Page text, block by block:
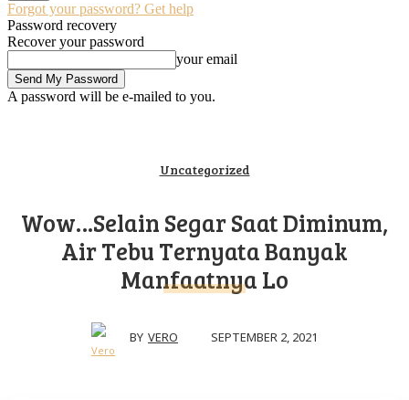
Forgot your password? Get help
Password recovery
Recover your password
your email
A password will be e-mailed to you.
Uncategorized
Wow…Selain Segar Saat Diminum,
Air Tebu Ternyata Banyak
Manfaatnya Lo
BY VERO SEPTEMBER 2, 2021